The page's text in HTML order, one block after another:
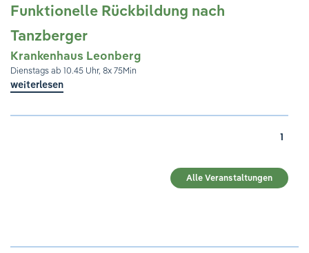
Funktionelle Rückbildung nach
Tanzberger
Krankenhaus Leonberg
Dienstags ab 10.45 Uhr, 8x 75Min
weiterlesen
1
Alle Veranstaltungen